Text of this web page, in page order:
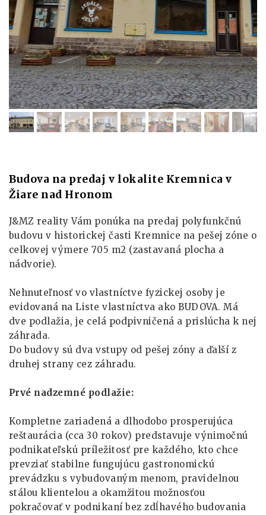
Budova na predaj v lokalite Kremnica v
Žiare nad Hronom
J&MZ reality Vám ponúka na predaj polyfunkčnú
budovu v historickej časti Kremnice na pešej zóne o
celkovej výmere 705 m2 (zastavaná plocha a
nádvorie).
Nehnuteľnosť vo vlastníctve fyzickej osoby je
evidovaná na Liste vlastníctva ako BUDOVA. Má
dve podlažia, je celá podpivničená a prislúcha k nej
záhrada.
Do budovy sú dva vstupy od pešej zóny a ďalší z
druhej strany cez záhradu.
Prvé nadzemné podlažie:
Kompletne zariadená a dlhodobo prosperujúca
reštaurácia (cca 30 rokov) predstavuje výnimočnú
podnikateľskú príležitosť pre každého, kto chce
prevziať stabilne fungujúcu gastronomickú
prevádzku s vybudovaným menom, pravidelnou
stálou klientelou a okamžitou možnosťou
pokračovať v podnikaní bez zdĺhavého budovania